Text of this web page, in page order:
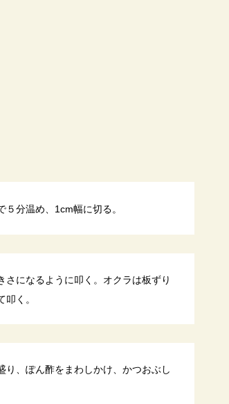
分温め、1cm幅に切る。
になるように叩く。オクラは板ずり
く。
、ぽん酢をまわしかけ、かつおぶし